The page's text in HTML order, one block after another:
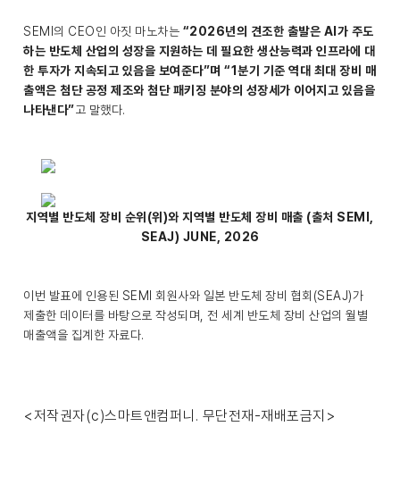
SEMI의 CEO인 아짓 마노차는 “2026년의 견조한 출발은 AI가 주도
하는 반도체 산업의 성장을 지원하는 데 필요한 생산능력과 인프라에 대
한 투자가 지속되고 있음을 보여준다”며 “1분기 기준 역대 최대 장비 매
출액은 첨단 공정 제조와 첨단 패키징 분야의 성장세가 이어지고 있음을
나타낸다”고 말했다.
지역별 반도체 장비 순위(위)와 지역별 반도체 장비 매출 (출처 SEMI,
SEAJ) JUNE, 2026
이번 발표에 인용된 SEMI 회원사와 일본 반도체 장비 협회(SEAJ)가
제출한 데이터를 바탕으로 작성되며, 전 세계 반도체 장비 산업의 월별
매출액을 집계한 자료다.
<저작권자(c)스마트앤컴퍼니. 무단전재-재배포금지>